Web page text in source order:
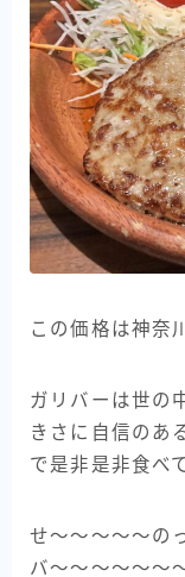
この価格は神奈
ガリバーは世の
きさに自信のあ
で是非是非食べ
せ〜〜〜〜〜の
バ〜〜〜〜〜〜